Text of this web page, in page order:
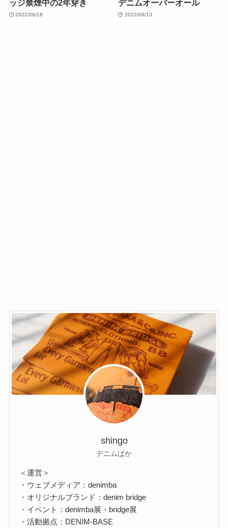
ッジ禁煙中の2年穿き
2022/06/18
デニムオーバーオール
2022/06/13
shingo
デニムばか
＜運営＞
・ウェブメディア：denimba
・オリジナルブランド：denim bridge
・イベント：denimba展・bridge展
・活動拠点：DENIM-BASE